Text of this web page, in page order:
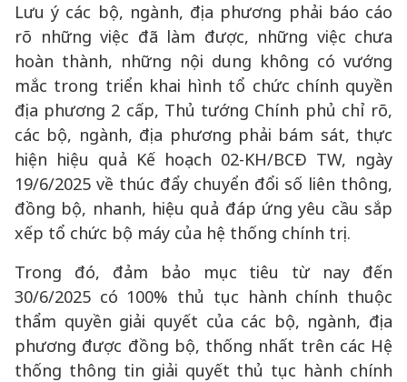
Lưu ý các bộ, ngành, địa phương phải báo cáo
rõ những việc đã làm được, những việc chưa
hoàn thành, những nội dung không có vướng
mắc trong triển khai hình tổ chức chính quyền
địa phương 2 cấp, Thủ tướng Chính phủ chỉ rõ,
các bộ, ngành, địa phương phải bám sát, thực
hiện hiệu quả Kế hoạch 02-KH/BCĐ TW, ngày
19/6/2025 về thúc đẩy chuyển đổi số liên thông,
đồng bộ, nhanh, hiệu quả đáp ứng yêu cầu sắp
xếp tổ chức bộ máy của hệ thống chính trị.
Trong đó, đảm bảo mục tiêu từ nay đến
30/6/2025 có 100% thủ tục hành chính thuộc
thẩm quyền giải quyết của các bộ, ngành, địa
phương được đồng bộ, thống nhất trên các Hệ
thống thông tin giải quyết thủ tục hành chính